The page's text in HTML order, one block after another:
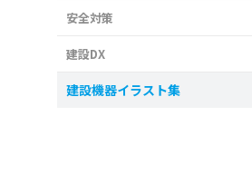
安全対策
建設DX
建設機器イラスト集